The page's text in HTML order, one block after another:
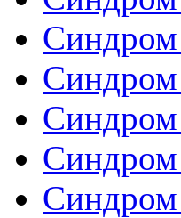
Синдром
Синдром
Синдром
Синдром
Синдром